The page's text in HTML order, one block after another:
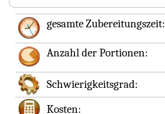
gesamte Zubereitungszeit:
Anzahl der Portionen:
Schwierigkeitsgrad:
Kosten: